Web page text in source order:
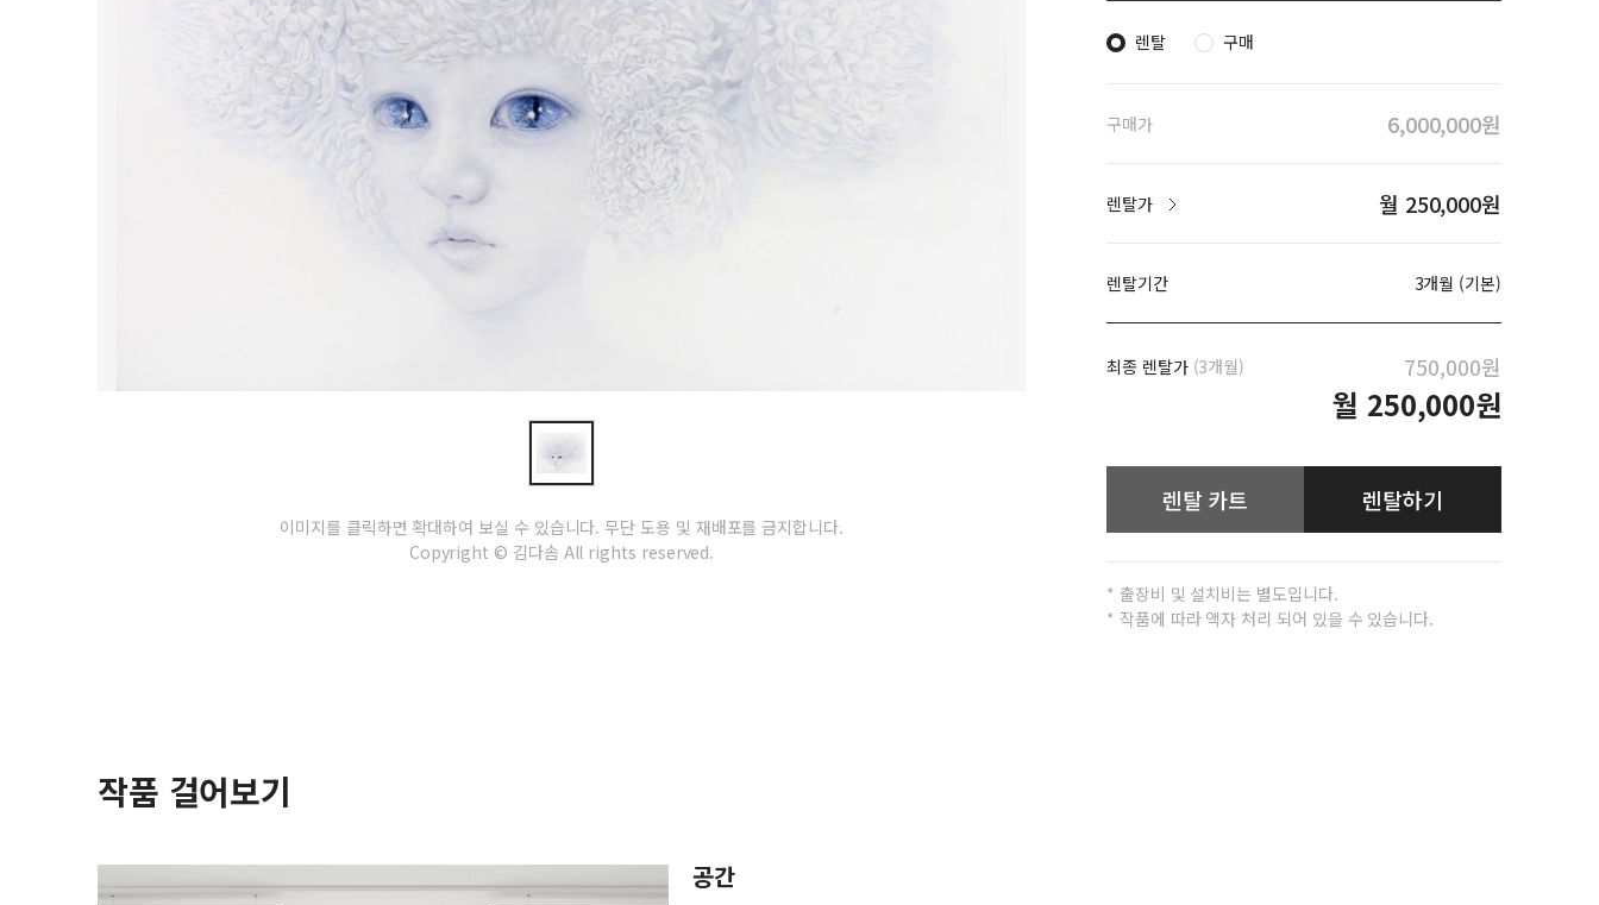
이미지를 클릭하면 확대하여 보실 수 있습니다. 무단 도용 및 재배포를 금지합니다.
Copyright © 김다솜 All rights reserved.
렌탈 구매
구매가 6,000,000원
렌탈가 월 250,000원
렌탈기간 3개월 (기본)
최종 렌탈가(3개월) 750,000원
월 250,000원
렌탈 카트 렌탈하기
* 출장비 및 설치비는 별도입니다.
* 작품에 따라 액자 처리 되어 있을 수 있습니다.
작품 걸어보기
공간